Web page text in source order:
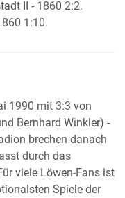
II - 1860 2:2.
1:10.
1990 mit 3:3 von
Bernhard Winkler) -
brechen danach
durch das
viele Löwen-Fans ist
Spiele der